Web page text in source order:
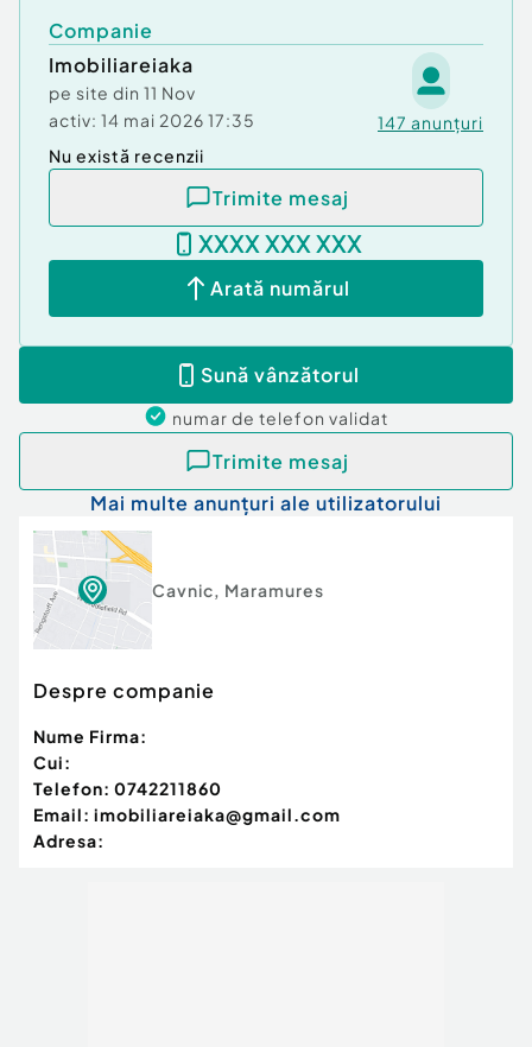
Companie
Imobiliareiaka
pe site din 11 Nov
activ: 14 mai 2026 17:35 147 anunțuri
Nu există recenzii
Trimite mesaj
XXXX XXX XXX
Arată numărul
Sună vânzătorul
numar de telefon validat
Trimite mesaj
Mai multe anunțuri ale utilizatorului
Cavnic, Maramures
Despre companie
Nume Firma:
Cui:
Telefon: 0742211860
Email: imobiliareiaka@gmail.com
Adresa: